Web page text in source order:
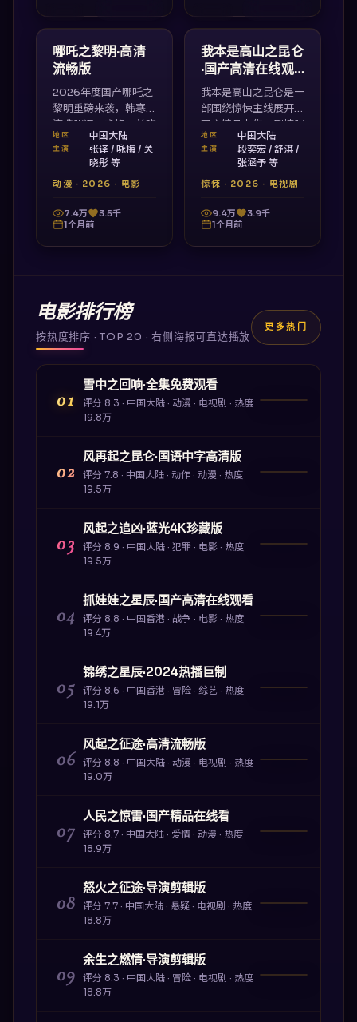
最新
哪吒之黎明·高清
流畅版
2026年度国产哪吒之
黎明重磅来袭，韩寒导
演携张译、咏梅、关晓
彤打造，视听震撼、情
节扣人心弦，国产17
地区 中国大陆
主演
张译 / 咏梅 / 关
晓彤 等
动漫 · 2026 · 电影
7.4万
3.5千
1个月前
最新
我本是高山之昆仑
·国产高清在线观
看
我本是高山之昆仑是一
部围绕惊悚主线展开的
国产精品力作，剧情张
力十足、节奏紧凑。李
少红执导，段奕宏、舒
国产17视频高清在线
地区 中国大陆
主演
段奕宏 / 舒淇 /
张涵予 等
惊悚 · 2026 · 电视剧
9.4万
3.9千
1个月前
电影排行榜
按热度排序 · TOP 20 · 右侧海报可直达播放
更多热门
01
雪中之回响·全集免费观看
评分 8.3 · 中国大陆· 动漫 · 电视剧 · 热度
19.8万
02
风再起之昆仑·国语中字高清版
评分 7.8 · 中国大陆· 动作· 动漫 · 热度
19.5万
03
风起之追凶·蓝光4K珍藏版
评分 8.9 · 中国大陆· 犯罪· 电影· 热度
19.5万
04
抓娃娃之星辰·国产高清在线观看
评分 8.8 · 中国香港 · 战争 · 电影· 热度
19.4万
05
锦绣之星辰·2024热播巨制
评分 8.6 · 中国香港 · 冒险· 综艺· 热度
19.1万
06
风起之征途·高清流畅版
评分 8.8 · 中国大陆· 动漫 · 电视剧 · 热度
19.0万
07
人民之惊雷·国产精品在线看
评分 8.7· 中国大陆· 爱情· 动漫 · 热度
18.9万
08
怒火之征途·导演剪辑版
评分 7.7· 中国大陆· 悬疑· 电视剧 · 热度
18.8万
09
余生之燃情·导演剪辑版
评分 8.3 · 中国大陆· 冒险· 电视剧 · 热度
18.8万